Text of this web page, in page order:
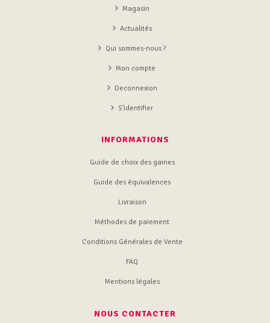
Magasin
Actualités
Qui sommes-nous ?
Mon compte
Deconnexion
S’identifier
INFORMATIONS
Guide de choix des gaines
Guide des équivalences
Livraison
Méthodes de paiement
Conditions Générales de Vente
FAQ
Mentions légales
NOUS CONTACTER